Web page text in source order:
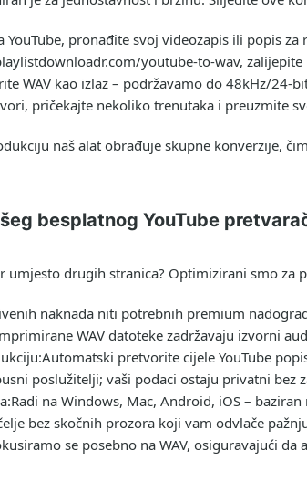
YouTube, pronađite svoj videozapis ili popis
youtube-to-wav, zalijepite
WAV kao izlaz – podržavamo do 48kHz/24-
pričekajte nekoliko trenutaka i preuzmite
naš alat obrađuje skupne konverzije,
besplatnog YouTube
umjesto drugih stranica? Optimizirani smo za
naknada niti potrebnih premium
WAV datoteke zadržavaju izvorni
Automatski pretvorite cijele YouTube
poslužitelji; vaši podaci ostaju privatni bez
Radi na Windows, Mac, Android, iOS –
bez skočnih prozora koji vam odvlače
se posebno na WAV, osiguravajući